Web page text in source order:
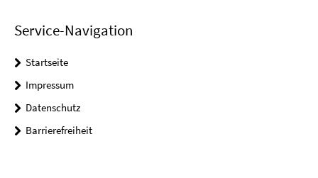
Service-Navigation
Startseite
Impressum
Datenschutz
Barrierefreiheit